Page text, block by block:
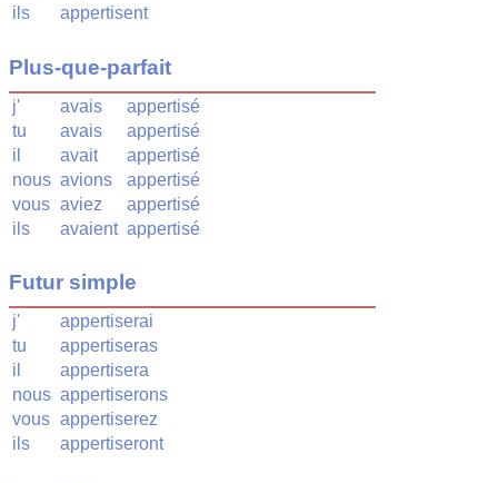
ils
appertisent
Plus-que-parfait
j' avais
appertisé
tu
avais
appertisé
il
avait
appertisé
nous avions
appertisé
vous aviez
appertisé
ils
avaient appertisé
Futur simple
j'
appertiserai
tu
appertiseras
il
appertisera
nous appertiserons
vous appertiserez
ils
appertiseront